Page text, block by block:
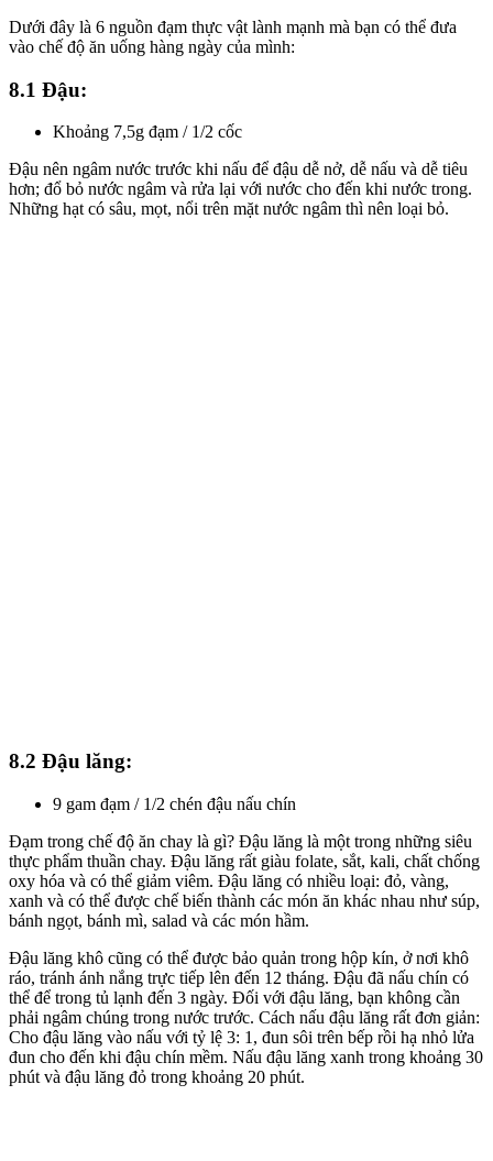
Dưới đây là 6 nguồn đạm thực vật lành mạnh mà bạn có thể đưa
vào chế độ ăn uống hàng ngày của mình:
8.1 Đậu:
Khoảng 7,5g đạm / 1/2 cốc
Đậu nên ngâm nước trước khi nấu để đậu dễ ​​nở, dễ nấu và dễ tiêu
hơn; đổ bỏ nước ngâm và rửa lại với nước cho đến khi nước trong.
Những hạt có sâu, mọt, nổi trên mặt nước ngâm thì nên loại bỏ.
8.2 Đậu lăng:
9 gam đạm / 1/2 chén đậu nấu chín
Đạm trong chế độ ăn chay là gì? Đậu lăng là một trong những siêu
thực phẩm thuần chay. Đậu lăng rất giàu folate, sắt, kali, chất chống
oxy hóa và có thể giảm viêm. Đậu lăng có nhiều loại: đỏ, vàng,
xanh và có thể được chế biến thành các món ăn khác nhau như súp,
bánh ngọt, bánh mì, salad và các món hầm.
Đậu lăng khô cũng có thể được bảo quản trong hộp kín, ở nơi khô
ráo, tránh ánh nắng trực tiếp lên đến 12 tháng. Đậu đã nấu chín có
thể để trong tủ lạnh đến 3 ngày. Đối với đậu lăng, bạn không cần
phải ngâm chúng trong nước trước. Cách nấu đậu lăng rất đơn giản:
Cho đậu lăng vào nấu với tỷ lệ 3: 1, đun sôi trên bếp rồi hạ nhỏ lửa
đun cho đến khi đậu chín mềm. Nấu đậu lăng xanh trong khoảng 30
phút và đậu lăng đỏ trong khoảng 20 phút.